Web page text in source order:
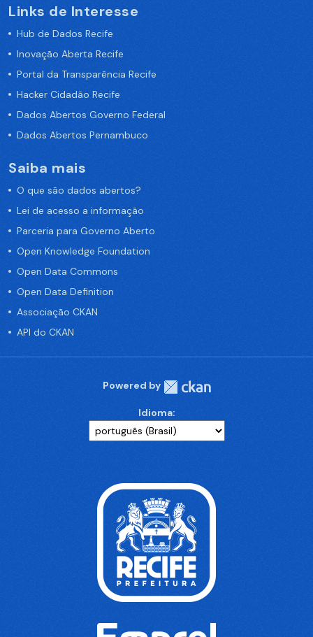
Links de Interesse
Hub de Dados Recife
Inovação Aberta Recife
Portal da Transparência Recife
Hacker Cidadão Recife
Dados Abertos Governo Federal
Dados Abertos Pernambuco
Saiba mais
O que são dados abertos?
Lei de acesso a informação
Parceria para Governo Aberto
Open Knowledge Foundation
Open Data Commons
Open Data Definition
Associação CKAN
API do CKAN
Powered by
Idioma